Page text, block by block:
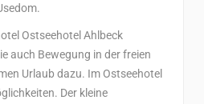
Ostseehotel Ahlbeck
auch Bewegung in der freien
Urlaub dazu. Im Ostseehotel
Der kleine